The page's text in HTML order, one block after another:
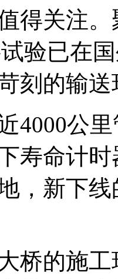
得关注
试验已在
刻的输
4000公
寿命计
，新下
桥的施